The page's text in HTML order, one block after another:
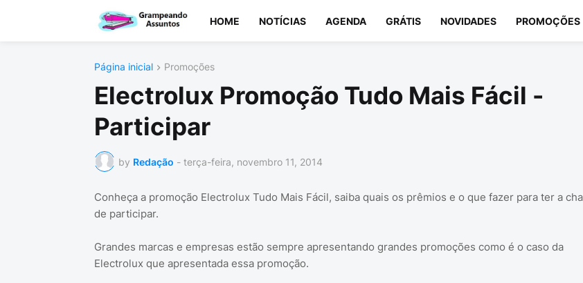
HOME NOTÍCIAS AGENDA GRÁTIS NOVIDADES PROMOÇÕES
Página inicial Promoções
Electrolux Promoção Tudo Mais Fácil -
Participar
by Redação - terça-feira, novembro 11, 2014
Conheça a promoção Electrolux Tudo Mais Fácil, saiba quais os prêmios e o que fazer para ter a
de participar.
Grandes marcas e empresas estão sempre apresentando grandes promoções como é o caso da
Electrolux que apresentada essa promoção.